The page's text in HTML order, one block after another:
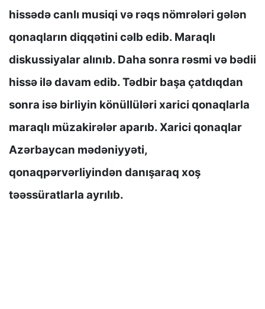
hissədə canlı musiqi və rəqs nömrələri gələn
qonaqların diqqətini cəlb edib. Maraqlı
diskussiyalar alınıb. Daha sonra rəsmi və bədii
hissə ilə davam edib. Tədbir başa çatdıqdan
sonra isə birliyin könüllüləri xarici qonaqlarla
maraqlı müzakirələr aparıb. Xarici qonaqlar
Azərbaycan mədəniyyəti,
qonaqpərvərliyindən danışaraq xoş
təəssüratlarla ayrılıb.